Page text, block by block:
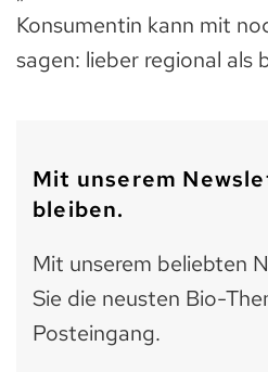
Konsumentin kann mit
sagen: lieber regional als
Mit unserem
bleiben.
Mit unserem beliebten
Sie die neusten Bio-
Posteingang.